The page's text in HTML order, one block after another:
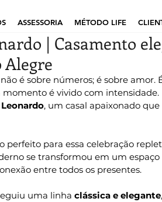
ASSESSORIA MÉTODO LIFE
| Casamento
Alegre
é sobre números; é sobre amor.
momento é vivido com
, um casal apaixonado
perfeito para essa celebração
se transformou em um
entre todos os presentes.
uma linha clássica e elegante